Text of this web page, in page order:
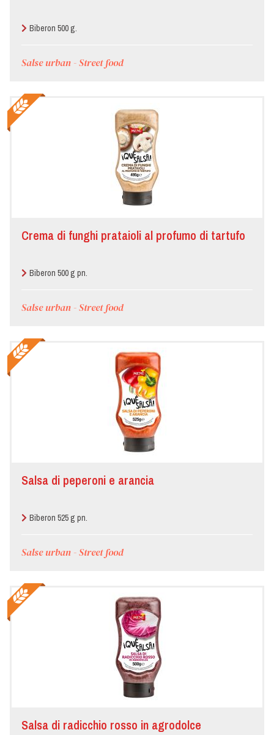
Biberon 500 g.
Salse urban - Street food
Crema di funghi prataioli al profumo di tartufo
Biberon 500 g pn.
Salse urban - Street food
Salsa di peperoni e arancia
Biberon 525 g pn.
Salse urban - Street food
Salsa di radicchio rosso in agrodolce